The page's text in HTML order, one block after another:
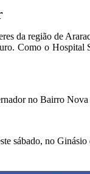
da região de
Como o
no Bairro
sábado, no Ginásio